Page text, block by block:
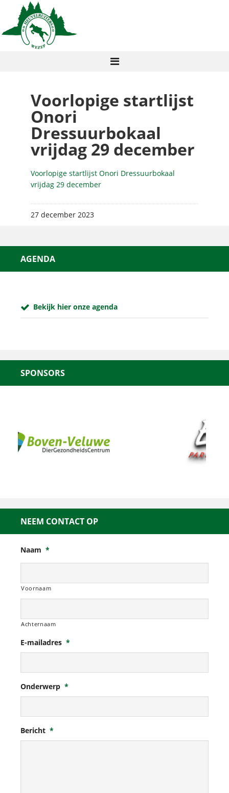
Voorlopige startlijst
Onori
Dressuurbokaal
vrijdag 29 december
Voorlopige startlijst Onori Dressuurbokaal
vrijdag 29 december
27 december 2023
AGENDA
Bekijk hier onze agenda
SPONSORS
NEEM CONTACT OP
Naam *
Voornaam
Achternaam
E-mailadres *
Onderwerp *
Bericht *